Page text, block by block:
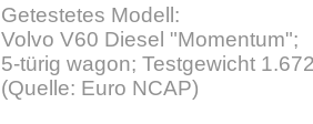
Getestetes Modell:
Volvo V60 Diesel "Momentum";
5-türig wagon; Testgewicht
(Quelle: Euro NCAP)